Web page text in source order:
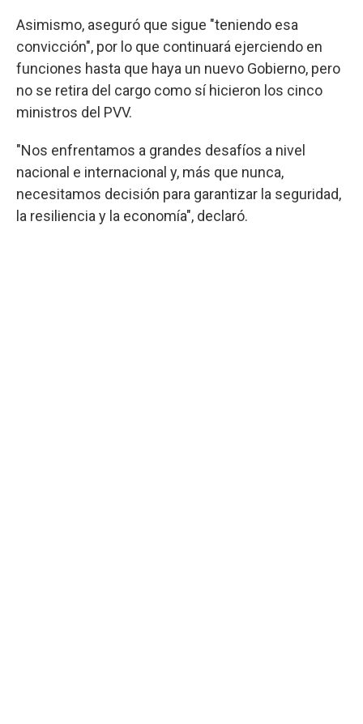
Asimismo, aseguró que sigue "teniendo esa
convicción", por lo que continuará ejerciendo en
funciones hasta que haya un nuevo Gobierno, pero
no se retira del cargo como sí hicieron los cinco
ministros del PVV.
"Nos enfrentamos a grandes desafíos a nivel
nacional e internacional y, más que nunca,
necesitamos decisión para garantizar la seguridad,
la resiliencia y la economía", declaró.